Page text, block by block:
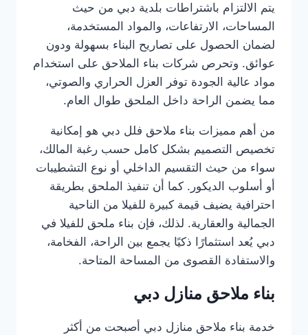
يتم الالتزام باشتراطات بلدية دبي من حيث
المساحات، الارتفاعات، والمواد المستخدمة،
لضمان الحصول على تصاريح البناء بسهولة ودون
عوائق. وتحرص شركات بناء الملاحق على استخدام
مواد عالية الجودة توفر العزل الحراري والصوتي،
مما يضمن الراحة داخل الملحق طوال العام.
من أهم مميزات بناء ملاحق فلل دبي هو إمكانية
تخصيص التصميم بشكل كامل حسب رغبة المالك،
سواء من حيث التقسيم الداخلي أو نوع التشطيبات
أو أسلوب الديكور. كما أن تنفيذ الملحق بطريقة
احترافية يضيف قيمة كبيرة للفيلا من الناحية
الجمالية والعقارية. لذلك، فإن بناء ملحق للفيلا في
دبي يُعد استثمارًا ذكيًا يجمع بين الراحة، الفخامة،
والاستفادة القصوى من المساحة المتاحة.
بناء ملاحق منازل دبي
خدمة بناء ملاحق منازل دبي أصبحت من أكثر